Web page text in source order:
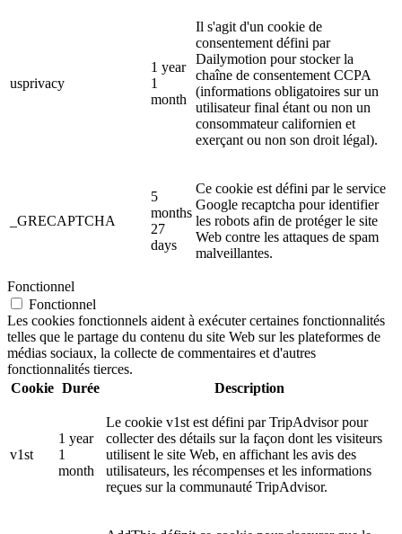
usprivacy
1 year
1
month
Il s'agit d'un cookie de
consentement défini par
Dailymotion pour stocker la
chaîne de consentement CCPA
(informations obligatoires sur un
utilisateur final étant ou non un
consommateur californien et
exerçant ou non son droit légal).
_GRECAPTCHA
5
months
27
days
Ce cookie est défini par le service
Google recaptcha pour identifier
les robots afin de protéger le site
Web contre les attaques de spam
malveillantes.
Fonctionnel
Fonctionnel
Les cookies fonctionnels aident à exécuter certaines fonctionnalités
telles que le partage du contenu du site Web sur les plateformes de
médias sociaux, la collecte de commentaires et d'autres
fonctionnalités tierces.
Cookie Durée Description
v1st
1 year
1
month
Le cookie v1st est défini par TripAdvisor pour
collecter des détails sur la façon dont les visiteurs
utilisent le site Web, en affichant les avis des
utilisateurs, les récompenses et les informations
reçues sur la communauté TripAdvisor.